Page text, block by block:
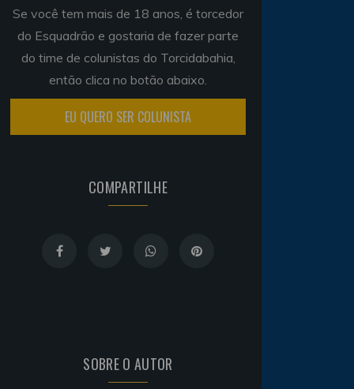
Se você tem mais de 18 anos, é torcedor
do Esquadrão e gostaria de fazer parte
do time de colunistas do Torcidabahia,
então clica no botão abaixo.
EU QUERO SER COLUNISTA
COMPARTILHE
SOBRE O AUTOR